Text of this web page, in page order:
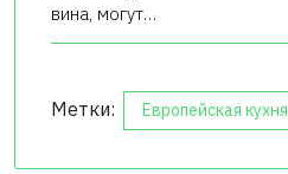
вина, могут…
Метки: Европейская кухня